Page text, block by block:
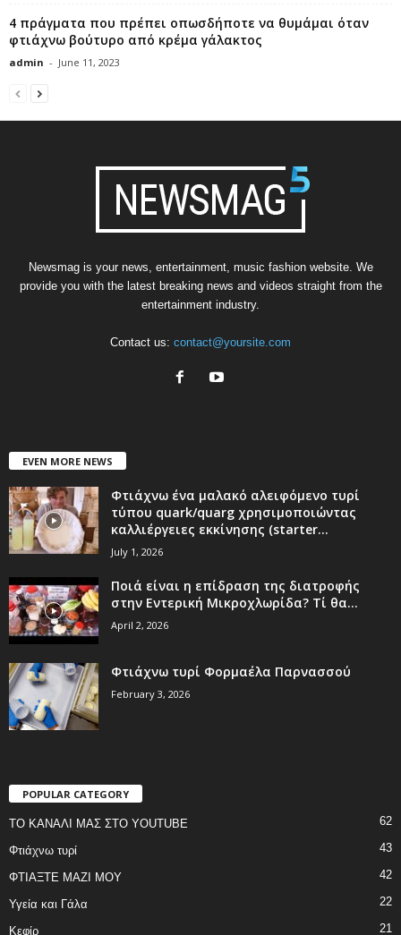
4 πράγματα που πρέπει οπωσδήποτε να θυμάμαι όταν
φτιάχνω βούτυρο από κρέμα γάλακτος
admin - June 11, 2023
Newsmag is your news, entertainment, music fashion website. We
provide you with the latest breaking news and videos straight from the
entertainment industry.
Contact us: contact@yoursite.com
EVEN MORE NEWS
Φτιάχνω ένα μαλακό αλειφόμενο τυρί
τύπου quark/quarg χρησιμοποιώντας
καλλιέργειες εκκίνησης (starter...
July 1, 2026
Ποιά είναι η επίδραση της διατροφής
στην Εντερική Μικροχλωρίδα? Τί θα...
April 2, 2026
Φτιάχνω τυρί Φορμαέλα Παρνασσού
February 3, 2026
POPULAR CATEGORY
ΤΟ ΚΑΝΑΛΙ ΜΑΣ ΣΤΟ YOUTUBE 62
Φτιάχνω τυρί 43
ΦΤΙΑΞΤΕ ΜΑΖΙ ΜΟΥ 42
Υγεία και Γάλα 22
Κεφίρ 21